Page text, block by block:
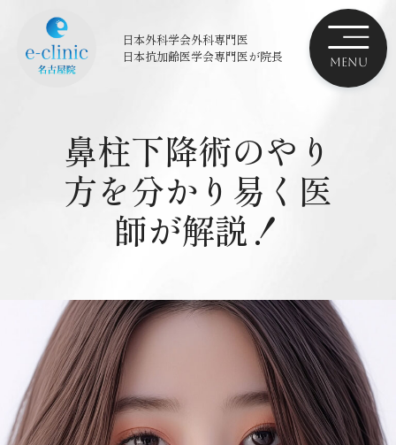
日本外科学会外科専門医
日本抗加齢医学会専門医が院長
鼻柱下降術のやり
方を分かり易く医
師が解説！